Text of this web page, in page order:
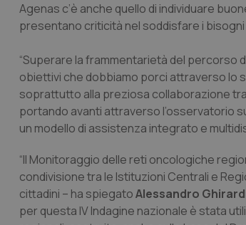
Agenas c’è anche quello di individuare
presentano criticità nel soddisfare i bisogni
“Superare la frammentarietà del percorso
obiettivi che dobbiamo porci attraverso lo
soprattutto alla preziosa collaborazione tra
portando avanti attraverso l’osservatorio
un modello di assistenza integrato e
“Il Monitoraggio delle reti oncologiche
condivisione tra le Istituzioni Centrali e
cittadini – ha spiegatoAlessandro
per questa IV Indagine nazionale è stata